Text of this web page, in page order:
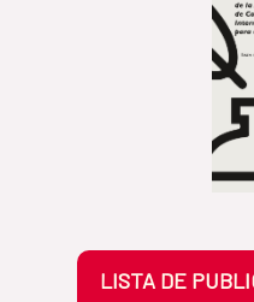
LISTA DE